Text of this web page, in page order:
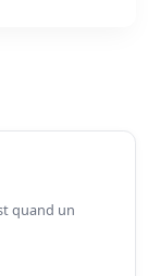
quand un